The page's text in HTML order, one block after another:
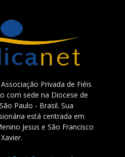
Privada de Fiéis
com sede na Diocese de
Paulo - Brasil. Sua
está centrada em
Jesus e São Francisco
Xavier.